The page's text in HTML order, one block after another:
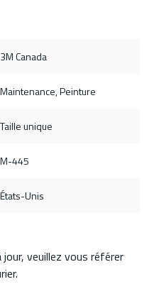
3M Canada
Maintenance, Peinture
Taille unique
M-445
États-Unis
veuillez vous référer